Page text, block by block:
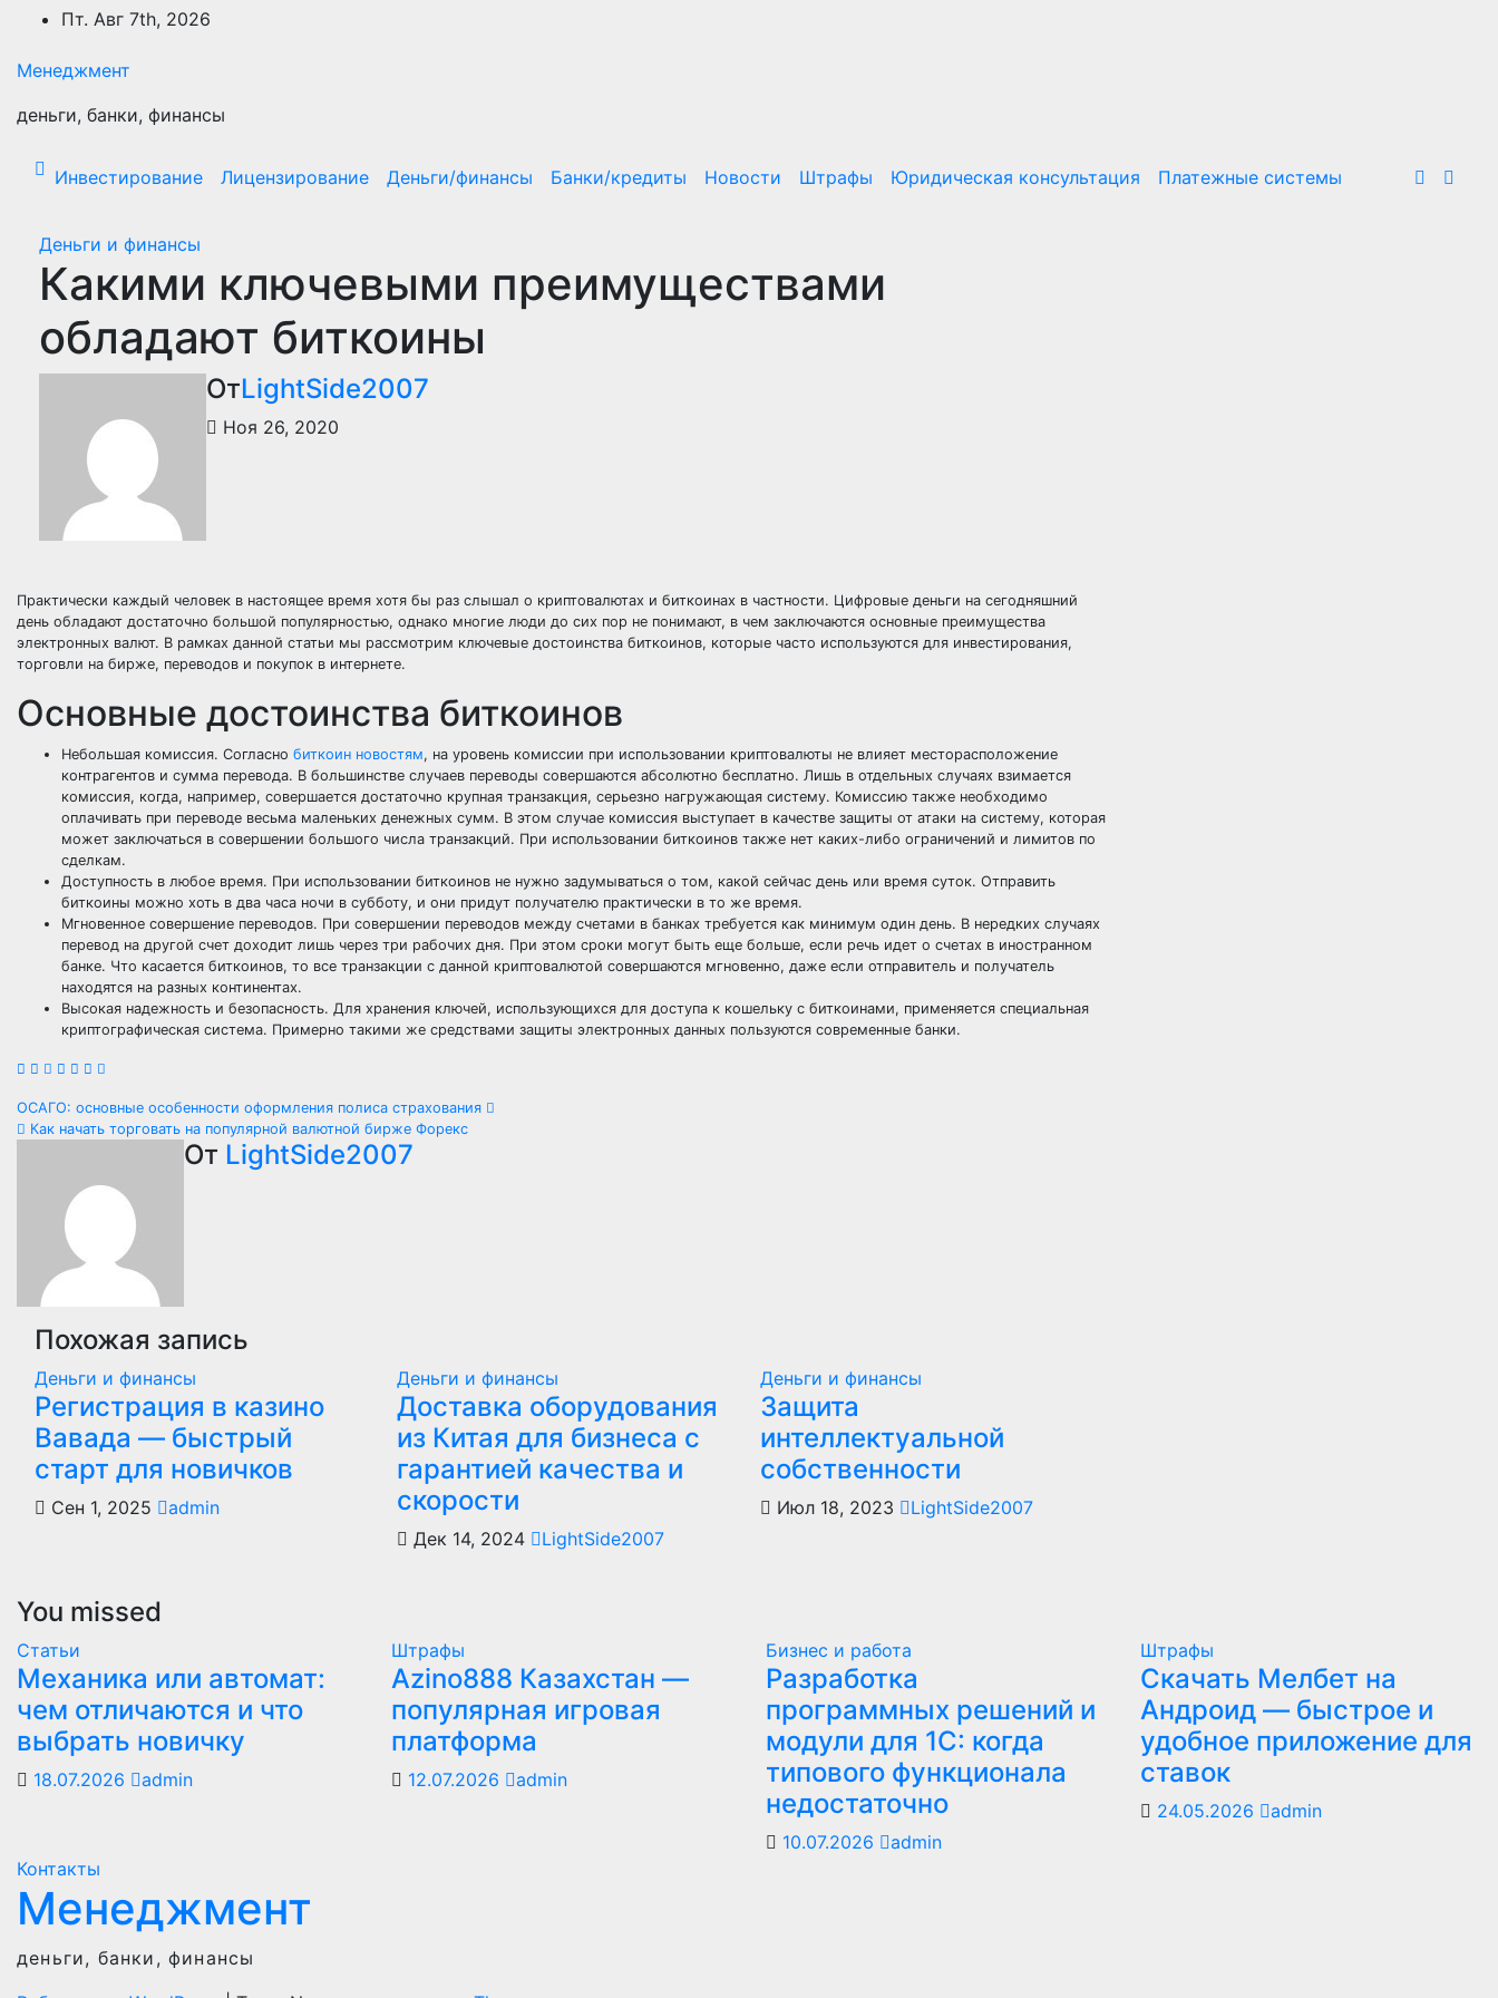
Перейти
содержимому
Пт. Авг 7th, 2026
Менеджмент
деньги, банки, финансы
Инвестирование Лицензирование Деньги/финансы Банки/кредиты Новости Штрафы Юридическая консультация Платежные системы
Деньги и финансы
Какими ключевыми преимуществами
обладают биткоины
ОтLightSide2007
Ноя 26, 2020
Практически каждый человек в настоящее время хотя бы раз слышал о криптовалютах и биткоинах в частности. Цифровые деньги на сегодняшний
день обладают достаточно большой популярностью, однако многие люди до сих пор не понимают, в чем заключаются основные преимущества
электронных валют. В рамках данной статьи мы рассмотрим ключевые достоинства биткоинов, которые часто используются для инвестирования,
торговли на бирже, переводов и покупок в интернете.
Основные достоинства биткоинов
Небольшая комиссия. Согласно биткоин новостям, на уровень комиссии при использовании криптовалюты не влияет месторасположение
контрагентов и сумма перевода. В большинстве случаев переводы совершаются абсолютно бесплатно. Лишь в отдельных случаях взимается
комиссия, когда, например, совершается достаточно крупная транзакция, серьезно нагружающая систему. Комиссию также необходимо
оплачивать при переводе весьма маленьких денежных сумм. В этом случае комиссия выступает в качестве защиты от атаки на систему, которая
может заключаться в совершении большого числа транзакций. При использовании биткоинов также нет каких-либо ограничений и лимитов по
сделкам.
Доступность в любое время. При использовании биткоинов не нужно задумываться о том, какой сейчас день или время суток. Отправить
биткоины можно хоть в два часа ночи в субботу, и они придут получателю практически в то же время.
Мгновенное совершение переводов. При совершении переводов между счетами в банках требуется как минимум один день. В нередких случаях
перевод на другой счет доходит лишь через три рабочих дня. При этом сроки могут быть еще больше, если речь идет о счетах в иностранном
банке. Что касается биткоинов, то все транзакции с данной криптовалютой совершаются мгновенно, даже если отправитель и получатель
находятся на разных континентах.
Высокая надежность и безопасность. Для хранения ключей, использующихся для доступа к кошельку с биткоинами, применяется специальная
криптографическая система. Примерно такими же средствами защиты электронных данных пользуются современные банки.
Навигация
записям
ОСАГО: основные особенности оформления полиса страхования
Как начать торговать на популярной валютной бирже Форекс
От LightSide2007
Похожая запись
Деньги и финансы
Регистрация в казино
Вавада — быстрый
старт для новичков
Сен 1, 2025 admin
Деньги и финансы
Доставка оборудования
из Китая для бизнеса с
гарантией качества и
скорости
Дек 14, 2024 LightSide2007
Деньги и финансы
Защита
интеллектуальной
собственности
Июл 18, 2023 LightSide2007
You missed
Статьи
Механика или автомат:
чем отличаются и что
выбрать новичку
18.07.2026 admin
Штрафы
Azino888 Казахстан —
популярная игровая
платформа
12.07.2026 admin
Бизнес и работа
Разработка
программных решений и
модули для 1С: когда
типового функционала
недостаточно
10.07.2026 admin
Штрафы
Скачать Мелбет на
Андроид — быстрое и
удобное приложение для
ставок
24.05.2026 admin
Контакты
Менеджмент
деньги, банки, финансы